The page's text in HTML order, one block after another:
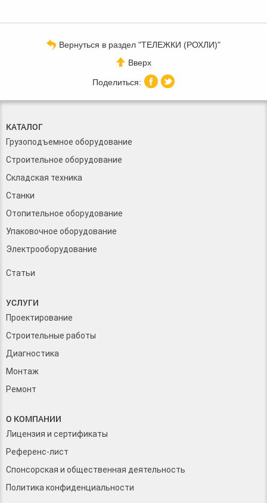
Вернуться в раздел "ТЕЛЕЖКИ (РОХЛИ)"
Вверх
КАТАЛОГ
Грузоподъемное оборудование
Строительное оборудование
Складская техника
Станки
Отопительное оборудование
Упаковочное оборудование
Электрооборудование
Статьи
УСЛУГИ
Проектирование
Строительные работы
Диагностика
Монтаж
Ремонт
О КОМПАНИИ
Лицензия и сертификаты
Референс-лист
Спонсорская и общественная деятельность
Политика конфиденциальности